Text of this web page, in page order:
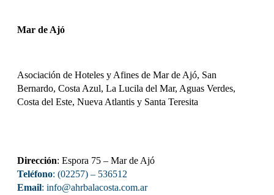
Mar de Ajó
Asociación de Hoteles y Afines de Mar de Ajó, San
Bernardo, Costa Azul, La Lucila del Mar, Aguas Verdes,
Costa del Este, Nueva Atlantis y Santa Teresita
Dirección: Espora 75 – Mar de Ajó
Teléfono: (02257) – 536512
Email: info@ahrbalacosta.com.ar